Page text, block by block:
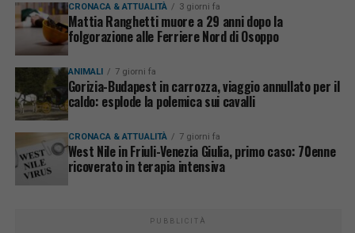
CRONACA & ATTUALITÀ 3 giorni fa
Mattia Ranghetti muore a 29 anni dopo la
folgorazione alle Ferriere Nord di Osoppo
ANIMALI 7 giorni fa
Gorizia-Budapest in carrozza, viaggio annullato per il
caldo: esplode la polemica sui cavalli
CRONACA & ATTUALITÀ 7 giorni fa
West Nile in Friuli-Venezia Giulia, primo caso: 70enne
ricoverato in terapia intensiva
PUBBLICITÀ